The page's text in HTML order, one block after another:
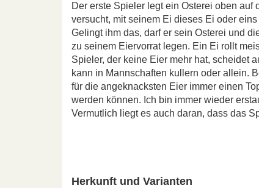
Der erste Spieler legt ein Osterei oben
versucht, mit seinem Ei dieses Ei oder
Gelingt ihm das, darf er sein Osterei und
zu seinem Eiervorrat legen. Ein Ei rollt
Spieler, der keine Eier mehr hat, scheidet
kann in Mannschaften kullern oder allein.
für die angeknacksten Eier immer einen
werden können. Ich bin immer wieder
Vermutlich liegt es auch daran, dass das
Herkunft und Varianten